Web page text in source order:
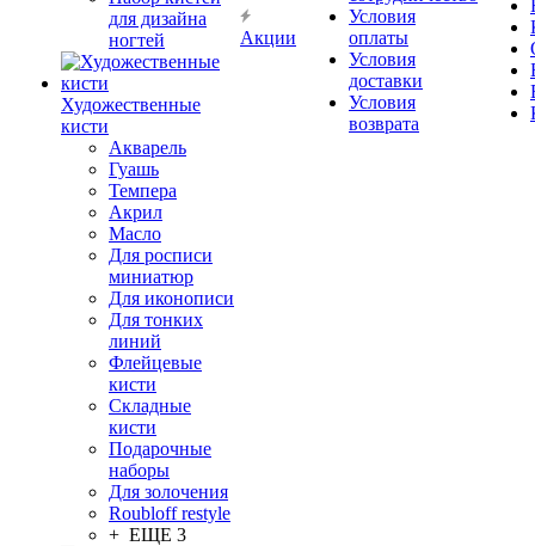
для дизайна
ногтей
Художественные
кисти
Акварель
Гуашь
Темпера
Акрил
Масло
Для росписи
миниатюр
Для иконописи
Для тонких
линий
Флейцевые
кисти
Складные
кисти
Подарочные
наборы
Для золочения
Roubloff restyle
+ ЕЩЕ 3
Акции
Условия
оплаты
Условия
доставки
Условия
возврата